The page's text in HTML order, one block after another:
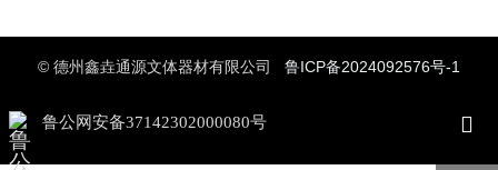
是非常好的，可是价格也是遍及
比较高。
© 德州鑫垚通源文体器材有限公司 鲁ICP备2024092576号-1
鲁公网安备37142302000080号 